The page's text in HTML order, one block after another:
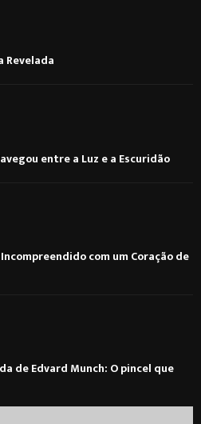
Revelada
entre a Luz e a Escuridão
com um Coração de
de Edvard Munch: O pincel que